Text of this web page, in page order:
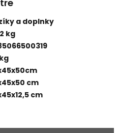
a doplnky
kg
cm
cm